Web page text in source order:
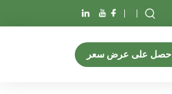
احصل على عرض سعر